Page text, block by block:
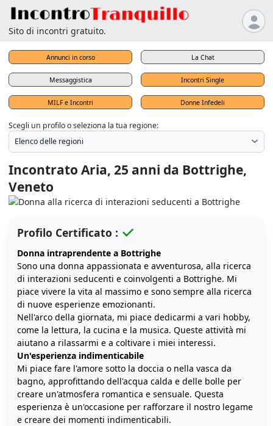
Sito di incontri gratuito.
Annunci in corso La Chat
Messaggistica Incontri Single
MILF e Incontri Donne Infedeli
Scegli un profilo o seleziona la tua regione:
Incontrato Aria, 25 anni da Bottrighe,
Veneto
Profilo Certificato :
Donna intraprendente a Bottrighe
Sono una donna appassionata e avventurosa, alla ricerca
di interazioni seducenti e coinvolgenti a Bottrighe. Mi
piace vivere la vita al massimo e sono sempre alla ricerca
di nuove esperienze emozionanti.
Nell'arco della giornata, mi piace dedicarmi a vari hobby,
come la lettura, la cucina e la musica. Queste attività mi
aiutano a rilassarmi e a coltivare i miei interessi.
Un'esperienza indimenticabile
Mi piace fare l'amore sotto la doccia o nella vasca da
bagno, approfittando dell'acqua calda e delle bolle per
creare un'atmosfera romantica e sensuale. Questa
esperienza è un'occasione per rafforzare il nostro legame
e creare dei momenti indimenticabili.